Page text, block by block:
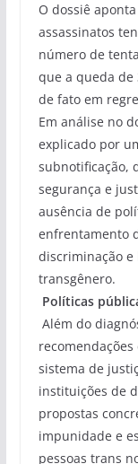
O dossiê
assassinatos
número de
que a queda de
de fato em
Em análise no
explicado por
subnotificação,
segurança e
ausência de
enfrentamento
discriminação e
transgênero.
Políticas
Além do
sistema de
instituições de
propostas
impunidade e
pessoas trans